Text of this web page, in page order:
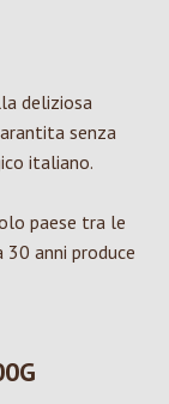
deliziosa
senza
italiano.
paese tra le
30 anni produce